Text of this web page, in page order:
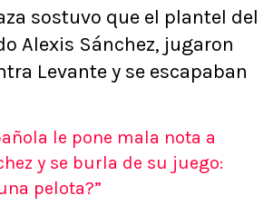
sostuvo que el plantel del
Alexis Sánchez, jugaron
Levante y se escapaban
le pone mala nota a
y se burla de su juego:
pelota?”